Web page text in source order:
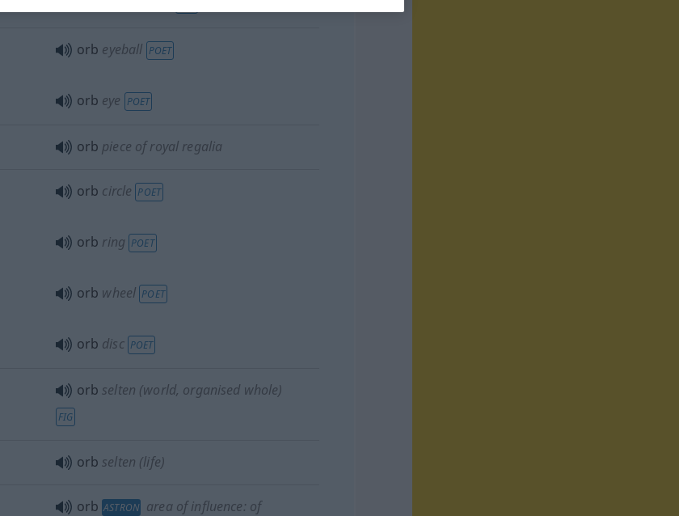
orb eyeball POET
orb eye POET
orb piece of royal regalia
orb circle POET
orb ring POET
orb wheel POET
orb disc POET
orb selten (world, organised whole)
FIG
orb selten (life)
orb ASTRON area of influence: of